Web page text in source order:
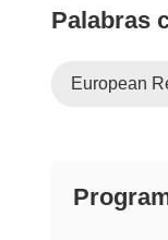
Palabras
European